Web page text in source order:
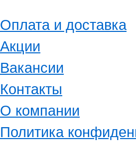
Оплата и доставка
Акции
Вакансии
Контакты
О компании
Политика